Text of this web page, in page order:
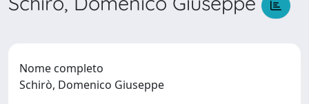
Nome completo
Schirò, Domenico Giuseppe